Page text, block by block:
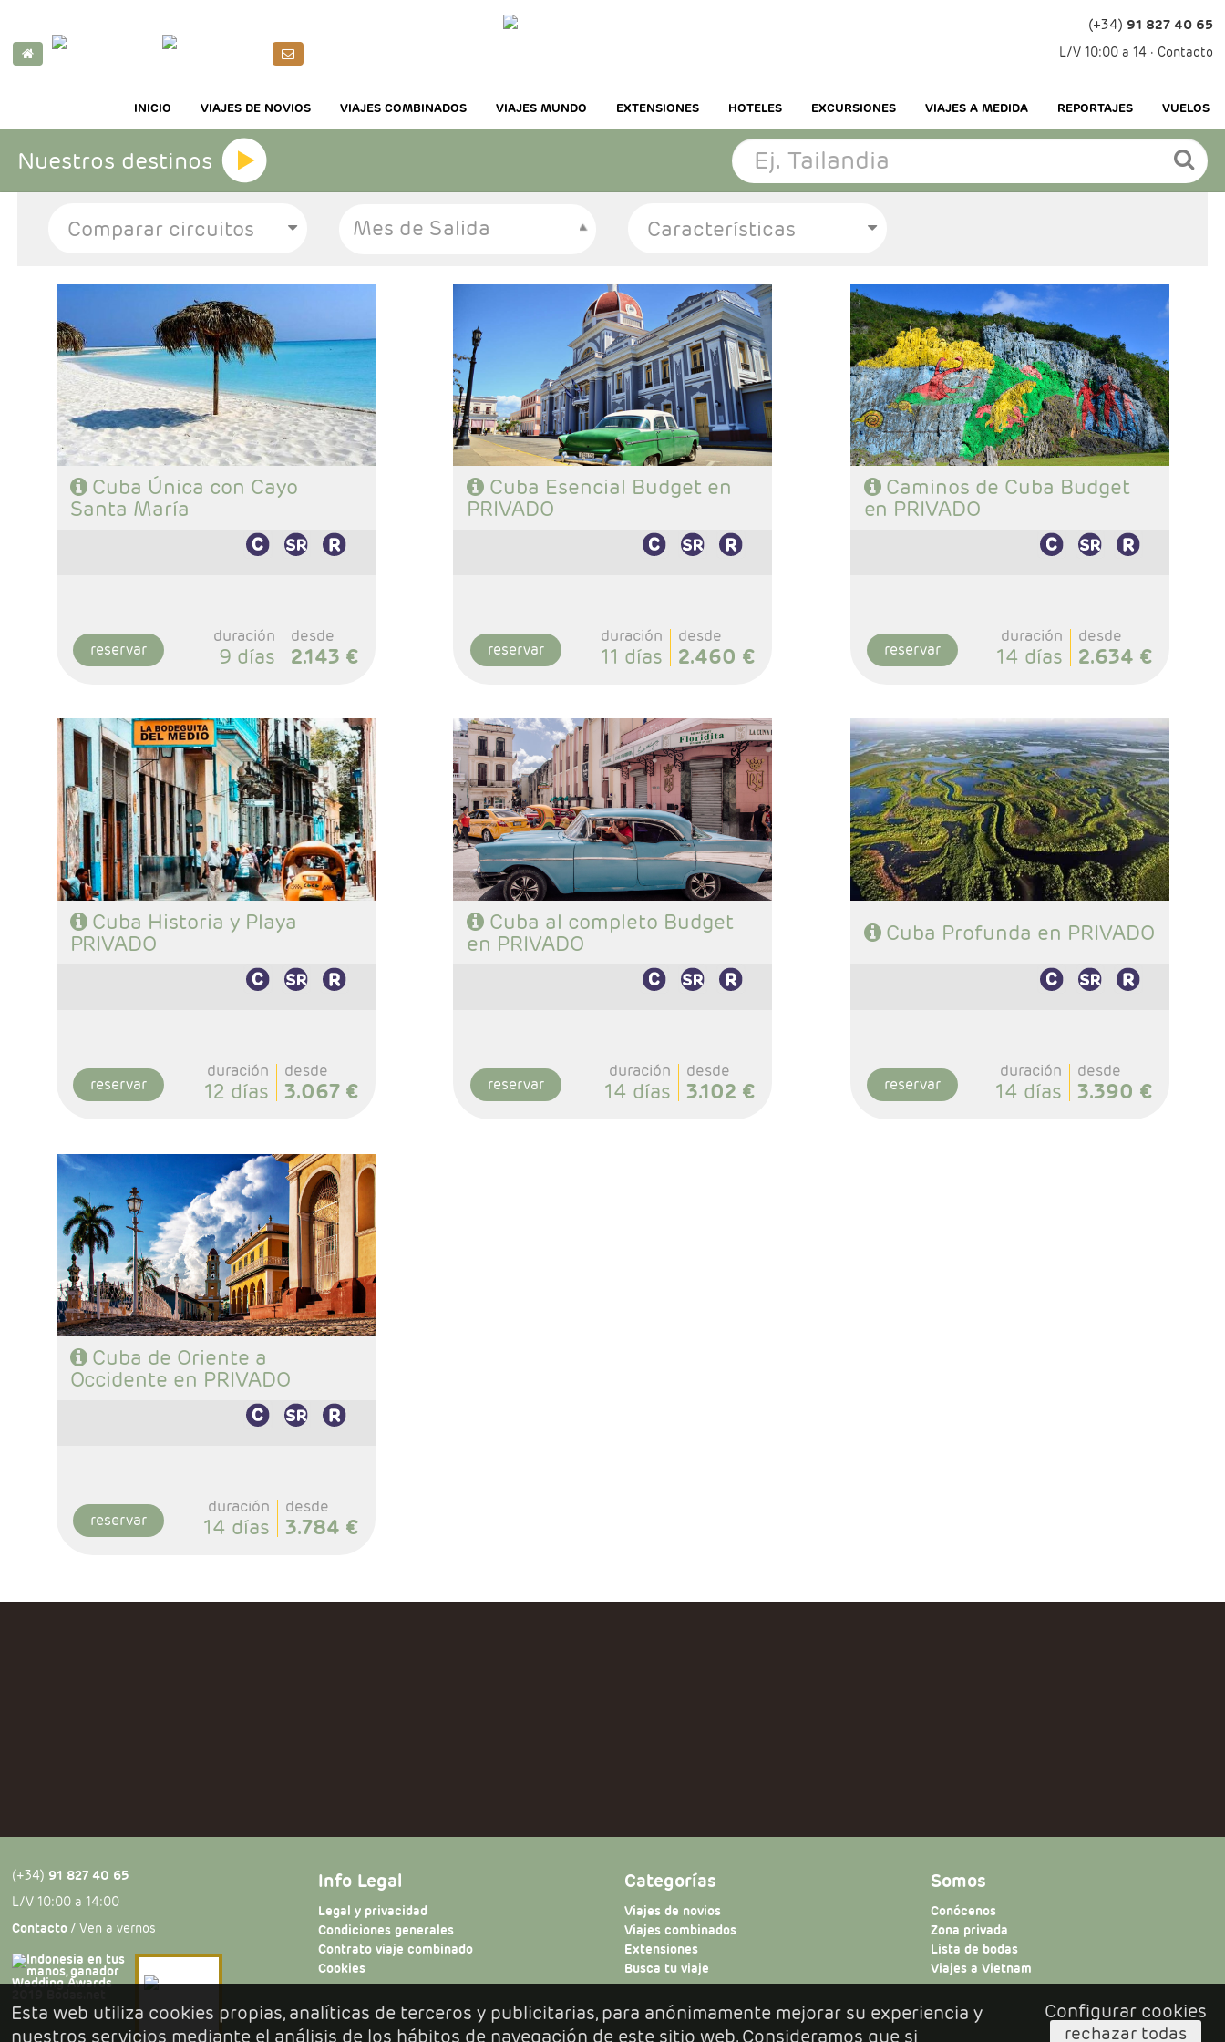
(+34) 91 827 40 65
L/V 10:00 a 14 · Contacto
INICIO VIAJES DE NOVIOS VIAJES COMBINADOS VIAJES MUNDO EXTENSIONES HOTELES EXCURSIONES VIAJES A MEDIDA REPORTAJES VUELOS
Nuestros destinos
Mes de Salida
- Salidas: Sábados
- Ruta: 3 noches Habana y 4 noches Cayo
Largo
- Categoría hotelera: Única
- Régimen: TI en Cayo Largo + HD en Habana
+ 1 cena
Cuba Única con Cayo
Santa María
reservar
duración
9 días
desde
2.143 €
- Ruta: 3 noches Habana, 1 noche Cienfuegos,
2 noches Trinidad y 3 noches Varadero.
- Categoría hotelera: Categoria Básica
- Régimen: Según programa
Cuba Esencial Budget en
PRIVADO
reservar
duración
11 días
desde
2.460 €
- Salidas: Diarias
- Ruta: 3 noches Habana, 2 noches Viñales, 3
noches Trinidad, 3 noches Cayo Santa María y
1 noche Habana.
- Categoría hotelera: Categoria Básica
- Régimen: Según programa
Caminos de Cuba Budget
en PRIVADO
reservar
duración
14 días
desde
2.634 €
- Salidas: Diarias
- Ruta: 3 noches Habana, 1 noche Cienfuegos,
2 noches Trinidad, 3 noches Cayo Santa María
y 1 noche Habana
- Categoría hotelera: Categoria Básica y
Superior
- Régimen: Según programa
Cuba Historia y Playa
PRIVADO
reservar
duración
12 días
desde
3.067 €
- Salidas: Martes y Viernes
- Ruta: 3 noches Habana, 2 noches Trinidad, 3
noches Cayo Guillermo, 1 noche Camaguey, 2
noches Santago de Cub y 1 noche Habana.
- Categoría hotelera: Categoria Básica
- Régimen: Según programa
Cuba al completo Budget
en PRIVADO
reservar
duración
14 días
desde
3.102 €
- Salidas: Diarias
- Ruta: 2 noches Habana, 2 noche Viñales, 1
noche Las Terrazas, 1 noche Peninsula Zapata,
2 noches Trinidad, y 4 noches Varadero.
- Categoría hotelera: Categoria Básica
- Régimen: Según programa
Cuba Profunda en PRIVADO
reservar
duración
14 días
desde
3.390 €
- Salidas: Jueves y Domingos
- Ruta: 2 noches Habana, 2 noches Santago
de Cuba. 2 noches Camaguey, 2 noche
Trinidad, 3 noches Cayo Santa María, y 1
noche Habana.
- Categoría hotelera: Categoria Básica
- Régimen: Según programa
Cuba de Oriente a
Occidente en PRIVADO
reservar
duración
14 días
desde
3.784 €
(+34) 91 827 40 65
L/V 10:00 a 14:00
Contacto/ Ven a vernos
Info Legal
Legal y privacidad
Condiciones generales
Contrato viaje combinado
Cookies
Categorías
Viajes de novios
Viajes combinados
Extensiones
Busca tu viaje
Somos
Conócenos
Zona privada
Lista de bodas
Viajes a Vietnam
Esta web utiliza cookies propias, analíticas de terceros y publicitarias, para anónimamente mejorar su experiencia y
nuestros servicios mediante el análisis de los hábitos de navegación de este sitio web. Consideramos que si
Configurar cookies
rechazar todas